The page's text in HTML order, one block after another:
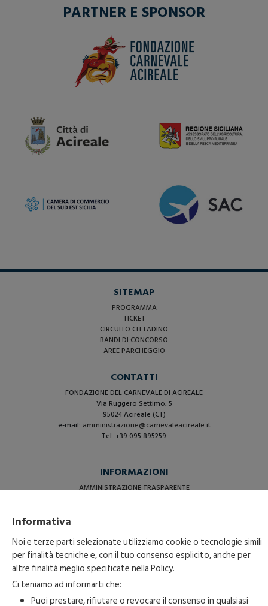
Informativa
Noi e terze parti selezionate utilizziamo cookie o tecnologie simili
per finalità tecniche e, con il tuo consenso esplicito, anche per
altre finalità meglio specificate nellaPolicy.
Ci teniamo ad informarti che:
Puoi prestare, rifiutare o revocare il consenso in qualsiasi
PARTNER E SPONSOR
SITEMAP
PROGRAMMA
TICKET
CIRCUITO CITTADINO
BANDI DI CONCORSO
AREE PARCHEGGIO
CONTATTI
FONDAZIONE DEL CARNEVALE DI ACIREALE
Via Ruggero Settimo, 5
95024 Acireale (CT)
e-mail: amministrazione@carnevaleacireale.it
Tel. +39 095 895259
INFORMAZIONI
AMMINISTRAZIONE TRASPARENTE